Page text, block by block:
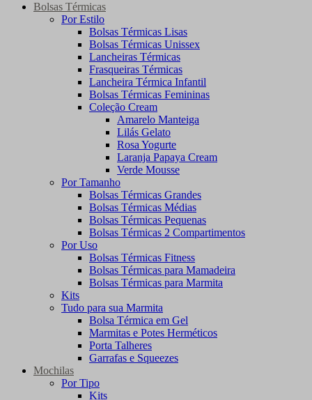
Bolsas Térmicas
Por Estilo
Bolsas Térmicas Lisas
Bolsas Térmicas Unissex
Lancheiras Térmicas
Frasqueiras Térmicas
Lancheira Térmica Infantil
Bolsas Térmicas Femininas
Coleção Cream
Amarelo Manteiga
Lilás Gelato
Rosa Yogurte
Laranja Papaya Cream
Verde Mousse
Por Tamanho
Bolsas Térmicas Grandes
Bolsas Térmicas Médias
Bolsas Térmicas Pequenas
Bolsas Térmicas 2 Compartimentos
Por Uso
Bolsas Térmicas Fitness
Bolsas Térmicas para Mamadeira
Bolsas Térmicas para Marmita
Kits
Tudo para sua Marmita
Bolsa Térmica em Gel
Marmitas e Potes Herméticos
Porta Talheres
Garrafas e Squeezes
Mochilas
Por Tipo
Kits